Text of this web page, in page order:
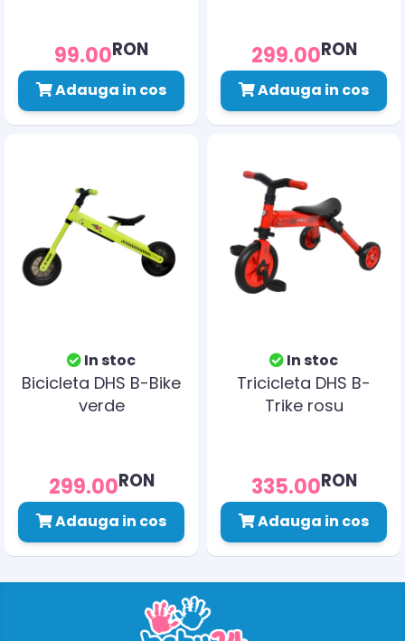
99.00RON
Adauga in cos
299.00RON
Adauga in cos
In stoc
Bicicleta DHS B-Bike
verde
299.00RON
Adauga in cos
In stoc
Tricicleta DHS B-
Trike rosu
335.00RON
Adauga in cos